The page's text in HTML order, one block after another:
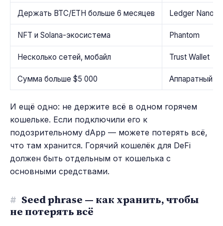
Держать BTC/ETH больше 6 месяцев Ledger Nano
NFT и Solana-экосистема Phantom
Несколько сетей, мобайл Trust Wallet
Сумма больше $5 000 Аппаратный
И ещё одно: не держите всё в одном горячем
кошельке. Если подключили его к
подозрительному dApp — можете потерять всё,
что там хранится. Горячий кошелёк для DeFi
должен быть отдельным от кошелька с
основными средствами.
# Seed phrase — как хранить, чтобы
не потерять всё